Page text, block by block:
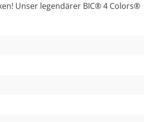
Unser legendärer BIC® 4 Colors®